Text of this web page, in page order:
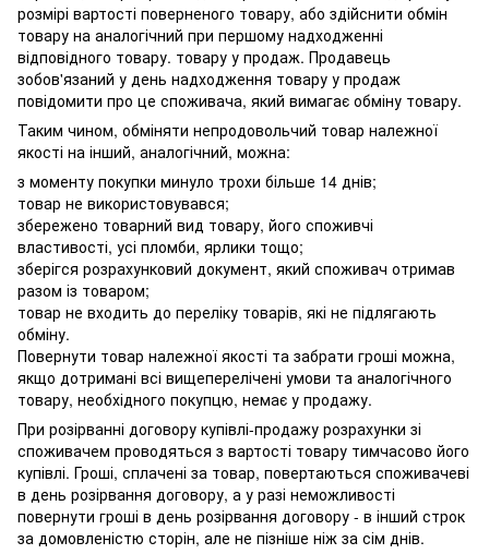
розмірі вартості поверненого товару, або здійснити обмін
товару на аналогічний при першому надходженні
відповідного товару. товару у продаж. Продавець
зобов'язаний у день надходження товару у продаж
повідомити про це споживача, який вимагає обміну товару.
Таким чином, обміняти непродовольчий товар належної
якості на інший, аналогічний, можна:
з моменту покупки минуло трохи більше 14 днів;
товар не використовувався;
збережено товарний вид товару, його споживчі
властивості, усі пломби, ярлики тощо;
зберігся розрахунковий документ, який споживач отримав
разом із товаром;
товар не входить до переліку товарів, які не підлягають
обміну.
Повернути товар належної якості та забрати гроші можна,
якщо дотримані всі вищеперелічені умови та аналогічного
товару, необхідного покупцю, немає у продажу.
При розірванні договору купівлі-продажу розрахунки зі
споживачем проводяться з вартості товару тимчасово його
купівлі. Гроші, сплачені за товар, повертаються споживачеві
в день розірвання договору, а у разі неможливості
повернути гроші в день розірвання договору - в інший строк
за домовленістю сторін, але не пізніше ніж за сім днів.